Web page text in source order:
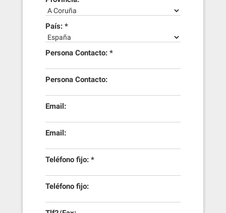
País: *
Persona Contacto: *
Persona Contacto:
Email:
Email:
Teléfono fijo: *
Teléfono fijo: